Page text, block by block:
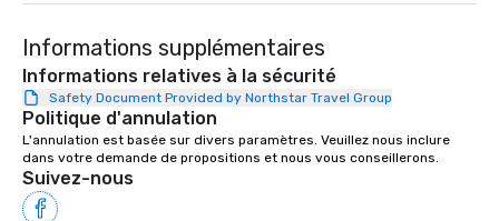
Informations supplémentaires
Informations relatives à la sécurité
Safety Document Provided by Northstar Travel Group
Politique d'annulation
L'annulation est basée sur divers paramètres. Veuillez nous inclure
dans votre demande de propositions et nous vous conseillerons.
Suivez-nous